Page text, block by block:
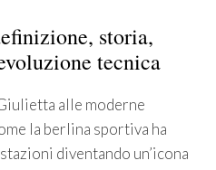
storia,
tecnica
alle moderne
la berlina sportiva ha
diventando un’icona